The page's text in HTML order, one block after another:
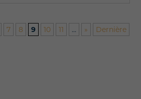
7 8 9 10 11 ... » Dernière